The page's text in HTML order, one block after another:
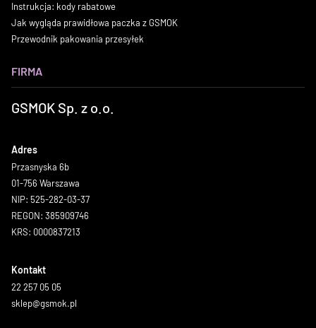
Instrukcja: kody rabatowe
Jak wygląda prawidłowa paczka z GSMOK
Przewodnik pakowania przesyłek
FIRMA
GSMOK Sp. z o.o.
Adres
Przasnyska 6b
01-756 Warszawa
NIP: 525-282-03-37
REGON: 385909746
KRS: 0000837213
Kontakt
22 257 05 05
sklep@gsmok.pl